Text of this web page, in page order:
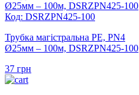
Код: DSRZPN425-100
Трубка магістральна PE, PN4
Ø25мм – 100м, DSRZPN425-100
37 грн